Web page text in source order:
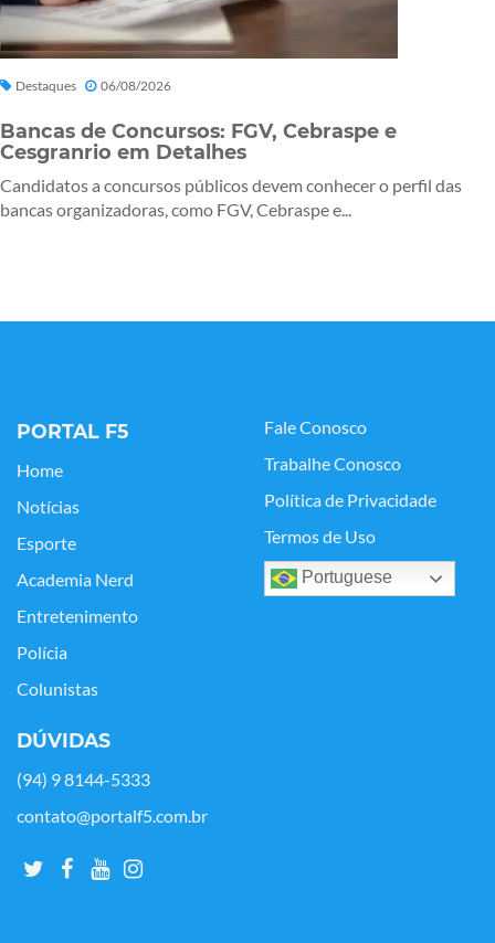
Destaques 06/08/2026
Bancas de Concursos: FGV, Cebraspe e
Cesgranrio em Detalhes
Candidatos a concursos públicos devem conhecer o perfil das
bancas organizadoras, como FGV, Cebraspe e...
PORTAL F5
Home
Notícias
Esporte
Academia Nerd
Entretenimento
Polícia
Colunistas
Fale Conosco
Trabalhe Conosco
Política de Privacidade
Termos de Uso
Portuguese
DÚVIDAS
(94) 9 8144-5333
contato@portalf5.com.br